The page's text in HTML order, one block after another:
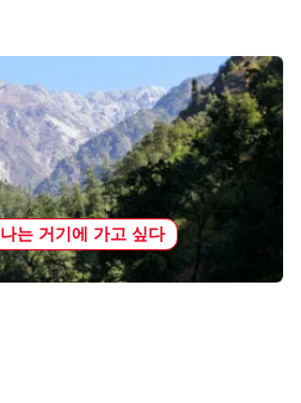
나는 거기에 가고 싶다